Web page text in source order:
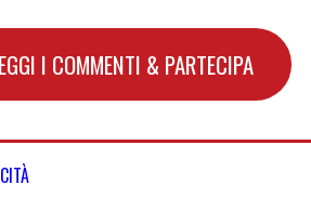
I COMMENTI & PARTECIPA